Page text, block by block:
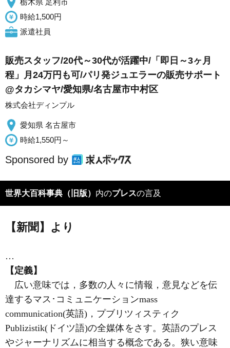
時給1,500円
派遣社員
販売スタッフ/20代～30代が活躍中/「即日～3ヶ月
程」月24万円も可/パリ発ジュエラーの販売サポート
@タカシマヤ/愛知県/名古屋市中村区
株式会社ディンプル
愛知県 名古屋市
時給1,550円～
Sponsored by
世界大百科事典（旧版） 内のプレスの言及
【新聞】より
…
【定義】
広い意味では，多数の人々に情報，意見などを伝
達するマス･コミュニケーションmass
communication(英語)，プブリツィスティク
Publizistik(ドイツ語)の全媒体をさす。英語のプレス
やジャーナリズムに相当する概念である。狭い意味